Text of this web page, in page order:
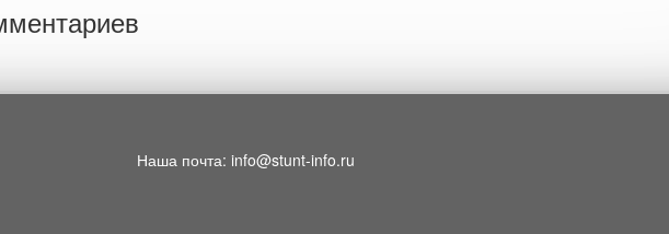
Наша почта: info@stunt-info.ru